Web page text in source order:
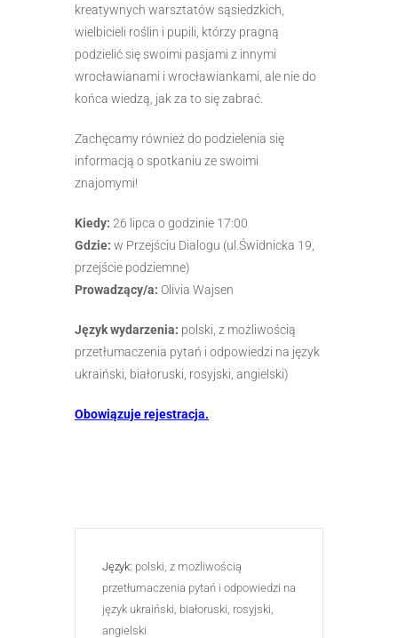
kreatywnych warsztatów sąsiedzkich,
wielbicieli roślin i pupili, którzy pragną
podzielić się swoimi pasjami z innymi
wrocławianami i wrocławiankami, ale nie do
końca wiedzą, jak za to się zabrać.
Zachęcamy również do podzielenia się
informacją o spotkaniu ze swoimi
znajomymi!
Kiedy: 26 lipca o godzinie 17:00
Gdzie: w Przejściu Dialogu (ul.Świdnicka 19,
przejście podziemne)
Prowadzący/a: Olivia Wajsen
Język wydarzenia: polski, z możliwością
przetłumaczenia pytań i odpowiedzi na język
ukraiński, białoruski, rosyjski, angielski)
Obowiązuje rejestracja.
Język: polski, z możliwością
przetłumaczenia pytań i odpowiedzi na
język ukraiński, białoruski, rosyjski,
angielski